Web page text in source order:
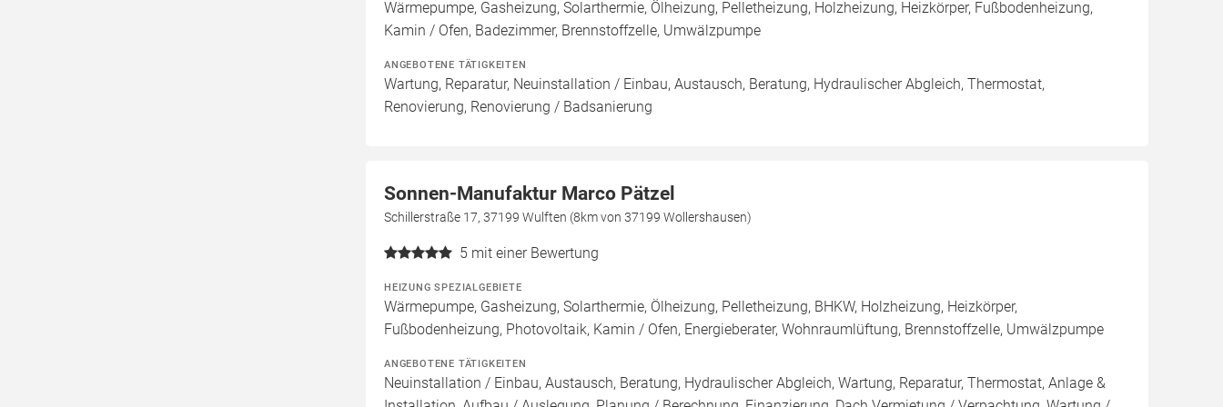
Wärmepumpe, Gasheizung, Solarthermie, Ölheizung, Pelletheizung, Holzheizung, Heizkörper, Fußbodenheizung,
Kamin / Ofen, Badezimmer, Brennstoffzelle, Umwälzpumpe
ANGEBOTENE TÄTIGKEITEN
Wartung, Reparatur, Neuinstallation / Einbau, Austausch, Beratung, Hydraulischer Abgleich, Thermostat,
Renovierung, Renovierung / Badsanierung
Sonnen-Manufaktur Marco Pätzel
Schillerstraße 17, 37199 Wulften (8km von 37199 Wollershausen)
5 mit einer Bewertung
HEIZUNG SPEZIALGEBIETE
Wärmepumpe, Gasheizung, Solarthermie, Ölheizung, Pelletheizung, BHKW, Holzheizung, Heizkörper,
Fußbodenheizung, Photovoltaik, Kamin / Ofen, Energieberater, Wohnraumlüftung, Brennstoffzelle, Umwälzpumpe
ANGEBOTENE TÄTIGKEITEN
Neuinstallation / Einbau, Austausch, Beratung, Hydraulischer Abgleich, Wartung, Reparatur, Thermostat, Anlage &